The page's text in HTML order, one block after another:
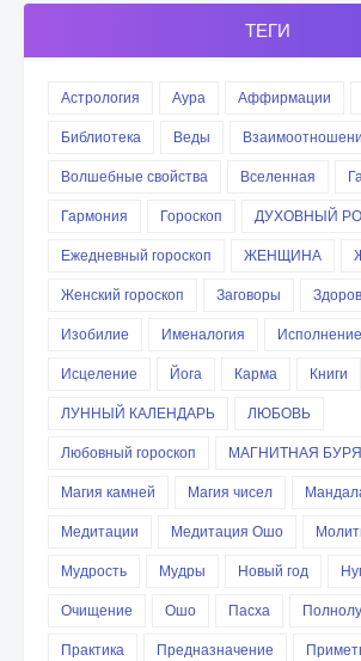
ТЕГИ
Астрология Аура Аффирмации
Библиотека
Веды
Волшебные свойства
Вселенная
Гармония
Гороскоп ДУХОВНЫЙ
Ежедневный гороскоп
ЖЕНЩИНА
Женский гороскоп
Заговоры
Изобилие
Именалогия
Исцеление
Йога Карма Книги
ЛУННЫЙ КАЛЕНДАРЬ
ЛЮБОВЬ
Любовный гороскоп
МАГНИТНАЯ БУРЯ
Магия камней
Магия чисел
Медитации
Медитация Ошо
Мудрость
Мудры Новый год
Очищение
Ошо Пасха
Практика
Предназначение